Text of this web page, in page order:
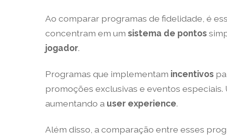
Ao comparar programas de fidelidade, é
concentram em um sistema de pontos
jogador.
Programas que implementam incentivos
promoções exclusivas e eventos
aumentando a user experience.
Além disso, a comparação entre esses